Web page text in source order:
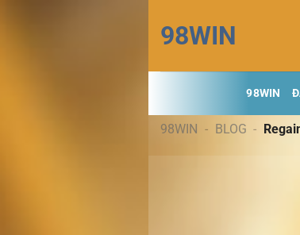
đến
nội
dung
98WIN
98WIN
98WIN - BLOG -